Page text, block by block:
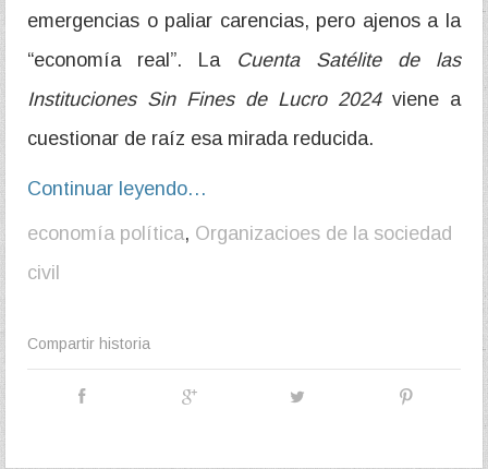
emergencias o paliar carencias, pero ajenos a la
“economía real”. La Cuenta Satélite de las
Instituciones Sin Fines de Lucro 2024viene a
cuestionar de raíz esa mirada reducida.
Continuar leyendo…
economía política, Organizacioes de la sociedad
civil
Compartir historia